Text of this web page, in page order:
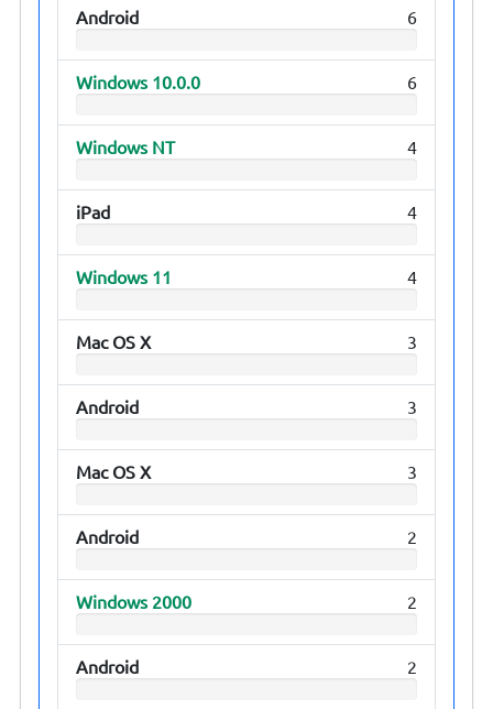
Android 6
Windows 10.0.0 6
Windows NT 4
iPad 4
Windows 11 4
Mac OS X 3
Android 3
Mac OS X 3
Android 2
Windows 2000 2
Android 2